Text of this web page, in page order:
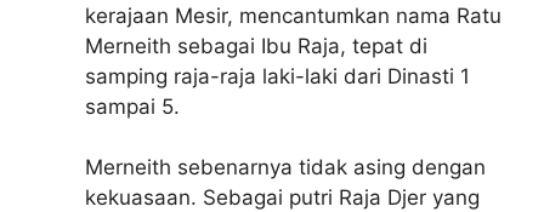
kerajaan Mesir, mencantumkan nama Ratu
Merneith sebagai Ibu Raja, tepat di
samping raja-raja laki-laki dari Dinasti 1
sampai 5.
Merneith sebenarnya tidak asing dengan
kekuasaan. Sebagai putri Raja Djer yang